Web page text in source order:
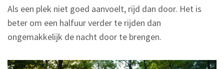
Als een plek niet goed aanvoelt, rijd dan door. Het is
beter om een halfuur verder te rijden dan
ongemakkelijk de nacht door te brengen.